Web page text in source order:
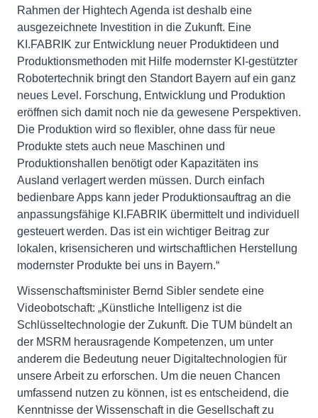
Rahmen der Hightech Agenda ist deshalb eine
ausgezeichnete Investition in die Zukunft. Eine
KI.FABRIK zur Entwicklung neuer Produktideen und
Produktionsmethoden mit Hilfe modernster KI-gestützter
Robotertechnik bringt den Standort Bayern auf ein ganz
neues Level. Forschung, Entwicklung und Produktion
eröffnen sich damit noch nie da gewesene Perspektiven.
Die Produktion wird so flexibler, ohne dass für neue
Produkte stets auch neue Maschinen und
Produktionshallen benötigt oder Kapazitäten ins
Ausland verlagert werden müssen. Durch einfach
bedienbare Apps kann jeder Produktionsauftrag an die
anpassungsfähige KI.FABRIK übermittelt und individuell
gesteuert werden. Das ist ein wichtiger Beitrag zur
lokalen, krisensicheren und wirtschaftlichen Herstellung
modernster Produkte bei uns in Bayern.“
Wissenschaftsminister Bernd Sibler sendete eine
Videobotschaft: „Künstliche Intelligenz ist die
Schlüsseltechnologie der Zukunft. Die TUM bündelt an
der MSRM herausragende Kompetenzen, um unter
anderem die Bedeutung neuer Digitaltechnologien für
unsere Arbeit zu erforschen. Um die neuen Chancen
umfassend nutzen zu können, ist es entscheidend, die
Kenntnisse der Wissenschaft in die Gesellschaft zu